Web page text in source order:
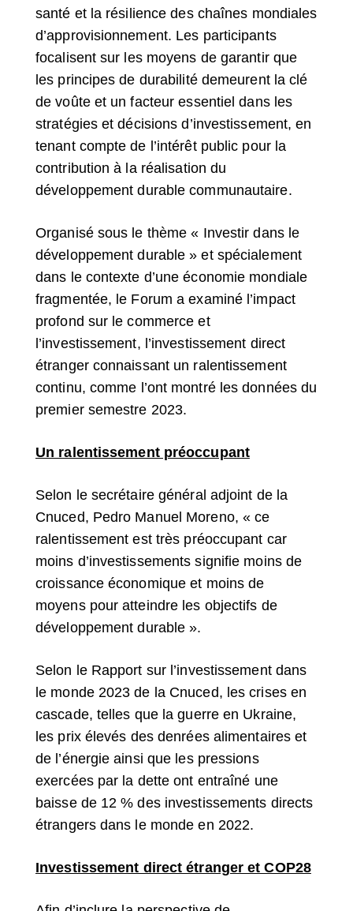
santé et la résilience des chaînes mondiales
d’approvisionnement. Les participants
focalisent sur les moyens de garantir que
les principes de durabilité demeurent la clé
de voûte et un facteur essentiel dans les
stratégies et décisions d’investissement, en
tenant compte de l’intérêt public pour la
contribution à la réalisation du
développement durable communautaire.
Organisé sous le thème « Investir dans le
développement durable » et spécialement
dans le contexte d’une économie mondiale
fragmentée, le Forum a examiné l’impact
profond sur le commerce et
l’investissement, l’investissement direct
étranger connaissant un ralentissement
continu, comme l’ont montré les données du
premier semestre 2023.
Un ralentissement préoccupant
Selon le secrétaire général adjoint de la
Cnuced, Pedro Manuel Moreno, « ce
ralentissement est très préoccupant car
moins d’investissements signifie moins de
croissance économique et moins de
moyens pour atteindre les objectifs de
développement durable ».
Selon le Rapport sur l’investissement dans
le monde 2023 de la Cnuced, les crises en
cascade, telles que la guerre en Ukraine,
les prix élevés des denrées alimentaires et
de l’énergie ainsi que les pressions
exercées par la dette ont entraîné une
baisse de 12 % des investissements directs
étrangers dans le monde en 2022.
Investissement direct étranger et COP28